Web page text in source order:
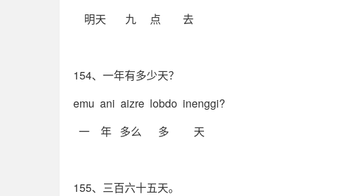
明天 九 点 去
154、一年有多少天？
emu ani aizre lobdo inenggi?
一 年 多么 多 天
155、三百六十五天。